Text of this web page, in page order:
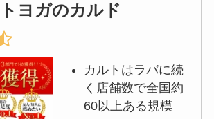
ヨガのカルド
カルトはラバに続
く店舗数で全国約
60以上ある規模